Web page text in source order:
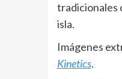
tradicionales
isla.
Imágenes
Kinetics.